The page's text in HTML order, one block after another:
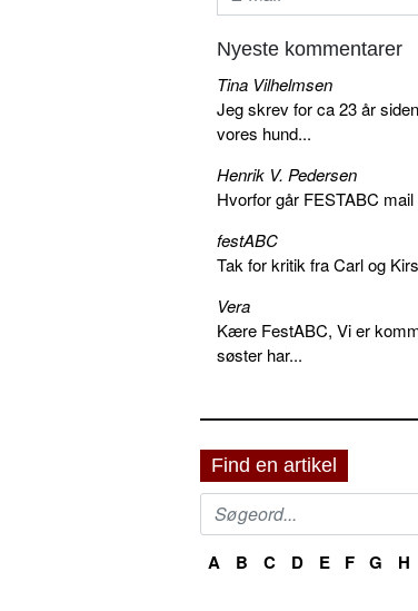
Nyeste kommentarer
Tina Vilhelmsen
Jeg skrev for ca 23 år
vores hund...
Henrik V. Pedersen
Hvorfor går FESTABC
festABC
Tak for kritik fra Carl og
Vera
Kære FestABC, Vi er
søster har...
Find en artikel
A B C D E F G H